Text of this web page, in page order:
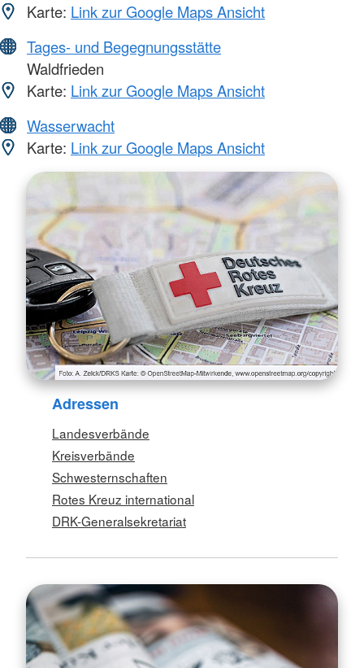
Karte: Link zur Google Maps Ansicht
Tages- und Begegnungsstätte
Waldfrieden
Karte: Link zur Google Maps Ansicht
Wasserwacht
Karte: Link zur Google Maps Ansicht
Adressen
Landesverbände
Kreisverbände
Schwesternschaften
Rotes Kreuz international
DRK-Generalsekretariat